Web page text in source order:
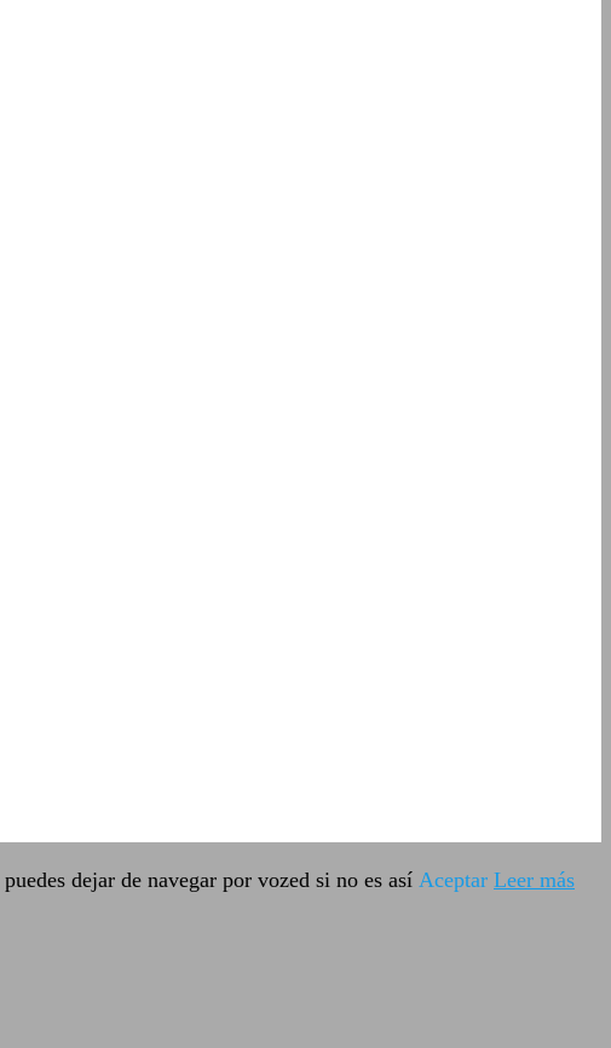
dejar de navegar por vozed si no es así Aceptar Leer más